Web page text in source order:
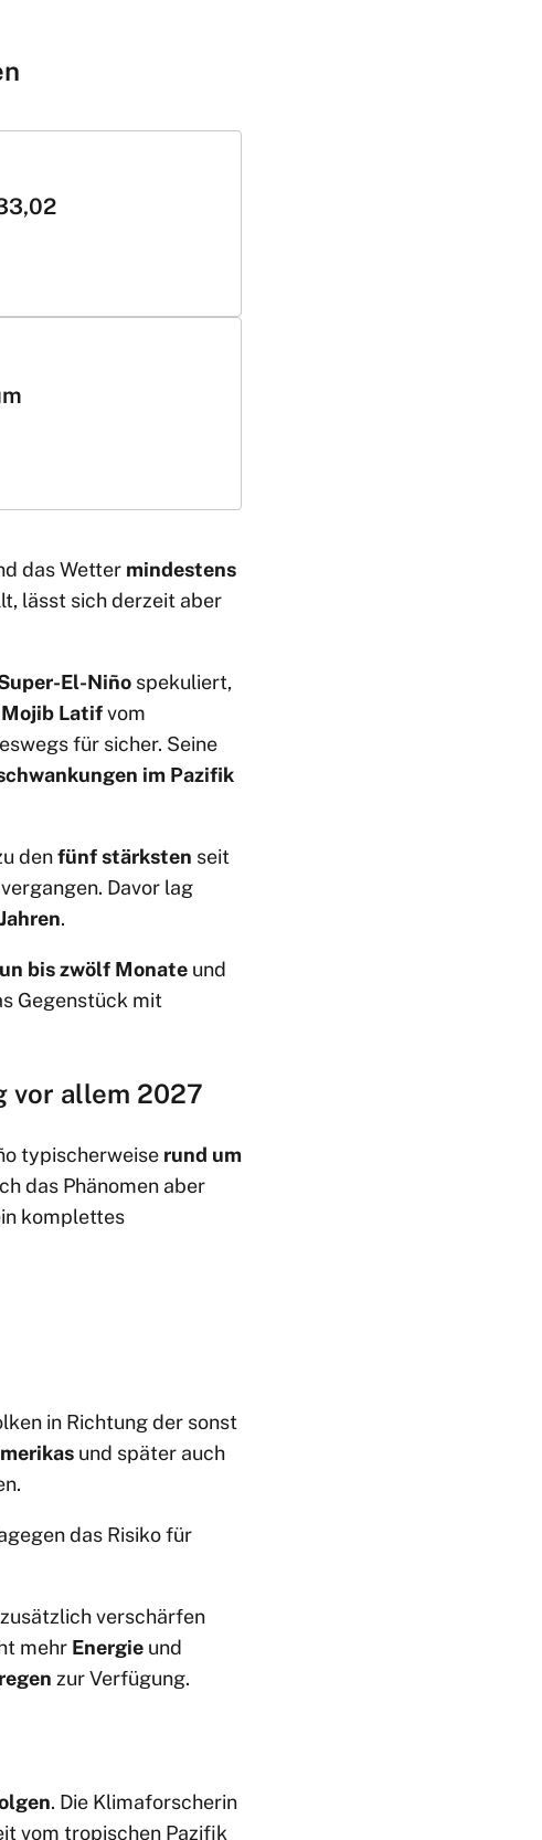
das Wetter mindestens
lässt sich derzeit aber
El-Niño spekuliert,
Mojib Latifvom
für sicher. Seine
im Pazifik
denfünf stärksten seit
vergangen. Davor lag
.
bis zwölf Monate und
Gegenstück mit
vor allem 2027
typischerweise rund um
das Phänomen aber
komplettes
in Richtung der sonst
und später auch
das Risiko für
verschärfen
mehr Energie und
zur Verfügung.
. Die Klimaforscherin
vom tropischen Pazifik